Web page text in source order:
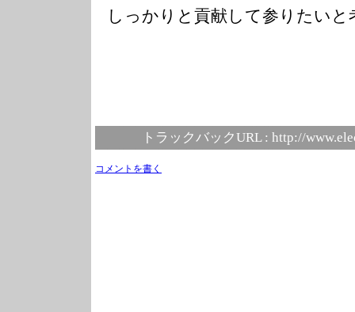
しっかりと貢献して参りたい
トラックバックURL : http://
コメントを書く